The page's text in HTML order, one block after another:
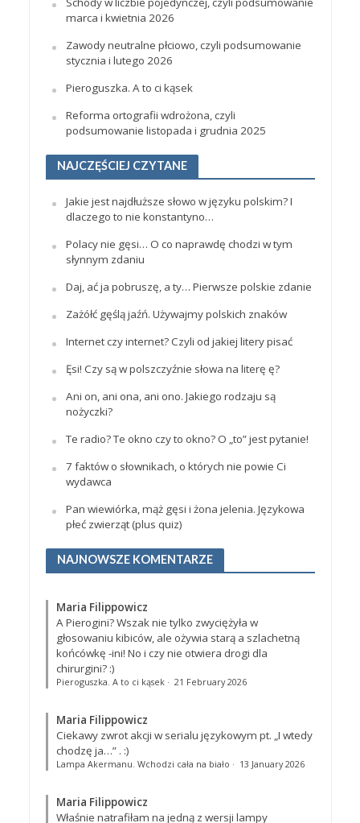
marca i kwietnia 2026
Zawody neutralne płciowo, czyli podsumowanie
stycznia i lutego 2026
Pieroguszka. A to ci kąsek
Reforma ortografii wdrożona, czyli
podsumowanie listopada i grudnia 2025
NAJCZĘŚCIEJ CZYTANE
Jakie jest najdłuższe słowo w języku polskim? I
dlaczego to nie konstantyno…
Polacy nie gęsi… O co naprawdę chodzi w tym
słynnym zdaniu
Daj, ać ja pobruszę, a ty… Pierwsze polskie zdanie
Zażółć gęślą jaźń. Używajmy polskich znaków
Internet czy internet? Czyli od jakiej litery pisać
Ęsi! Czy są w polszczyźnie słowa na literę ę?
Ani on, ani ona, ani ono. Jakiego rodzaju są
nożyczki?
Te radio? Te okno czy to okno? O „to” jest pytanie!
7 faktów o słownikach, o których nie powie Ci
wydawca
Pan wiewiórka, mąż gęsi i żona jelenia. Językowa
płeć zwierząt (plus quiz)
NAJNOWSZE KOMENTARZE
Maria Filippowicz
A Pierogini? Wszak nie tylko zwyciężyła w
głosowaniu kibiców, ale ożywia starą a szlachetną
końcówkę -ini! No i czy nie otwiera drogi dla
chirurgini? :)
Pieroguszka. A to ci kąsek· 21 February 2026
Maria Filippowicz
Ciekawy zwrot akcji w serialu językowym pt. „I wtedy
chodzę ja…”. :)
Lampa Akermanu. Wchodzi cała na biało · 13 January 2026
Maria Filippowicz
Właśnie natrafiłam na jedną z wersji lampy